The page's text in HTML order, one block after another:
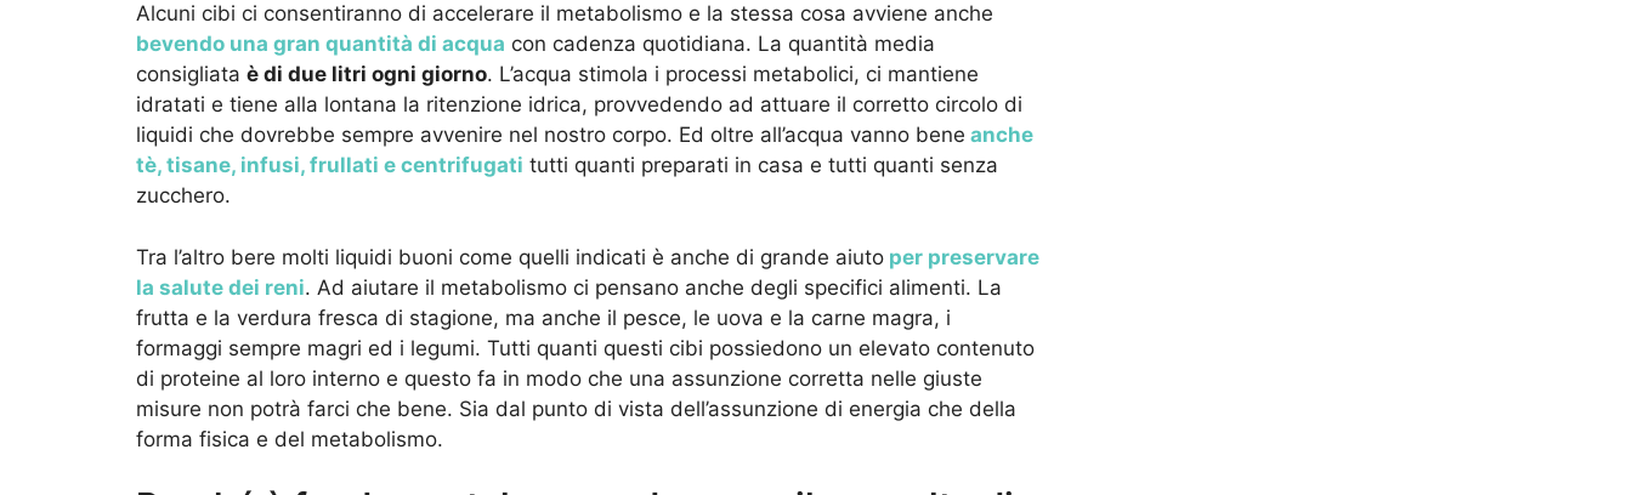
Alcuni cibi ci consentiranno di accelerare il metabolismo e la stessa cosa avviene anche
bevendo una gran quantità di acqua con cadenza quotidiana. La quantità media
consigliata è di due litri ogni giorno. L’acqua stimola i processi metabolici, ci mantiene
idratati e tiene alla lontana la ritenzione idrica, provvedendo ad attuare il corretto circolo di
liquidi che dovrebbe sempre avvenire nel nostro corpo. Ed oltre all’acqua vanno bene anche
tè, tisane, infusi, frullati e centrifugati tutti quanti preparati in casa e tutti quanti senza
zucchero.
Tra l’altro bere molti liquidi buoni come quelli indicati è anche di grande aiuto per preservare
la salute dei reni. Ad aiutare il metabolismo ci pensano anche degli specifici alimenti. La
frutta e la verdura fresca di stagione, ma anche il pesce, le uova e la carne magra, i
formaggi sempre magri ed i legumi. Tutti quanti questi cibi possiedono un elevato contenuto
di proteine al loro interno e questo fa in modo che una assunzione corretta nelle giuste
misure non potrà farci che bene. Sia dal punto di vista dell’assunzione di energia che della
forma fisica e del metabolismo.